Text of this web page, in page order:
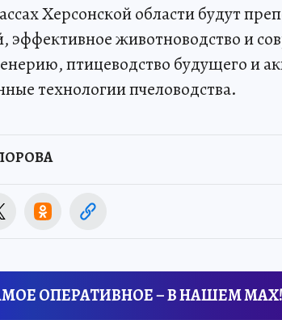
Херсонской области будут
эффективное животноводство и
птицеводство будущего и
технологии пчеловодства.
ОПЕРАТИВНОЕ – В НАШЕМ MAX!